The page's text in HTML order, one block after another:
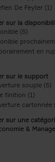
De Feyter (1)
sur la
(5)
en
sur le support
souple (5)
finition (1)
cartonnée
sur une
Économie
&